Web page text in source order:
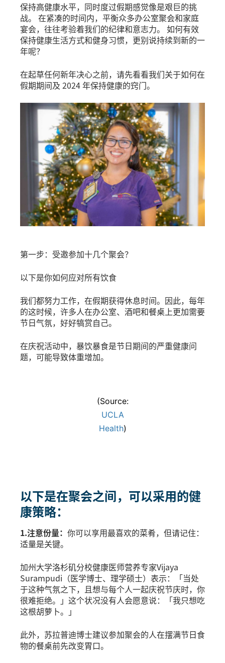
保持高健康水平，同时度过假期感觉像是艰巨的挑
战。 在紧凑的时间内，平衡众多办公室聚会和家庭
宴会，往往考验着我们的纪律和意志力。 如何有效
保持健康生活方式和健身习惯，更别说持续到新的一
年呢？
在起草任何新年决心之前，请先看看我们关于如何在
假期期间及 2024 年保持健康的窍门。
第一步：受邀参加十几个聚会？
以下是你如何应对所有饮食
我们都努力工作，在假期获得休息时间。因此，每年
的这时候，许多人在办公室、酒吧和餐桌上更加需要
节日气氛，好好犒赏自己。
在庆祝活动中，暴饮暴食是节日期间的严重健康问
题，可能导致体重增加。
(Source:
UCLA
Health)
以下是在聚会之间，可以采用的健
康策略：
1.注意份量： 你可以享用最喜欢的菜肴，但请记住：
适量是关键。
加州大学洛杉矶分校健康医师营养专家Vijaya
Surampudi（医学博士、理学硕士）表示：「当处
于这种气氛之下，且想与每个人一起庆祝节庆时，你
很难拒绝。」这个状况没有人会愿意说：「我只想吃
这根胡萝卜。」
此外，苏拉普迪博士建议参加聚会的人在摆满节日食
物的餐桌前先改变胃口。